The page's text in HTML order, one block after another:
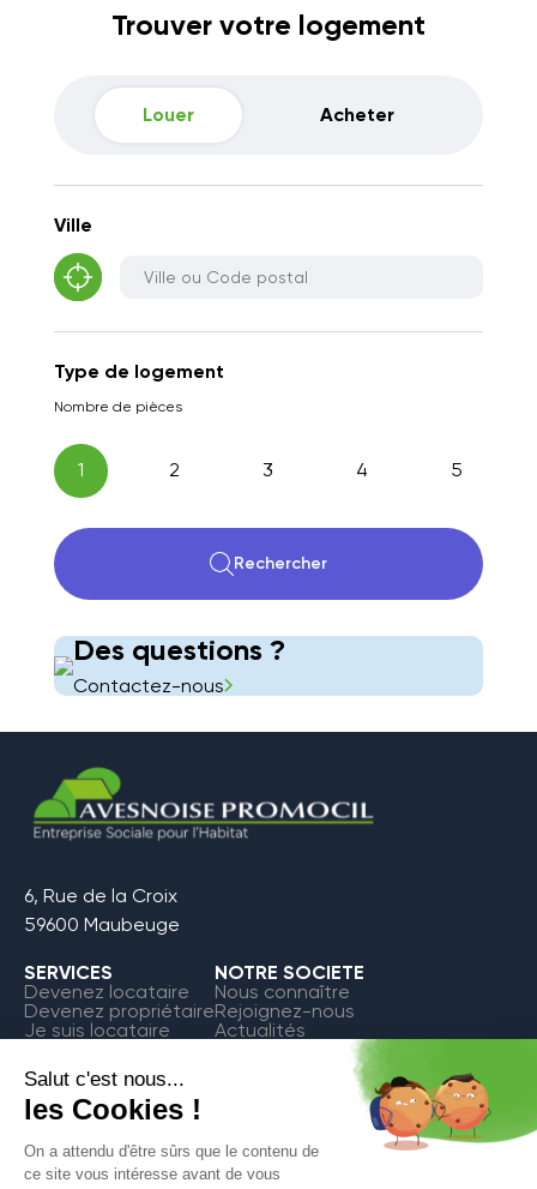
Trouver votre logement
Louer Acheter
Ville
Type de logement
Nombre de pièces
1 2 3 4 5
Rechercher
Des questions ?
Contactez-nous
6, Rue de la Croix
59600 Maubeuge
SERVICES
Devenez locataire
Devenez propriétaire
Je suis locataire
NOTRE SOCIETE
Nous connaître
Rejoignez-nous
Actualités
Espace Locataire